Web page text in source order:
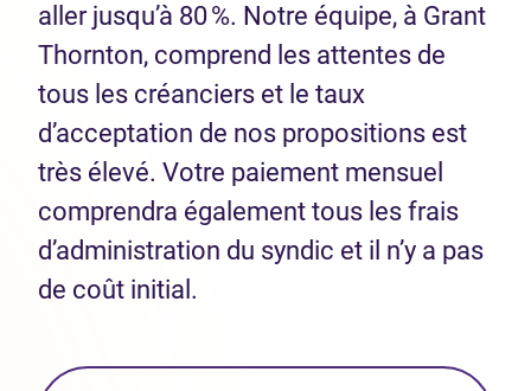
aller jusqu’à 80 %. Notre équipe, à Grant
Thornton, comprend les attentes de
tous les créanciers et le taux
d’acceptation de nos propositions est
très élevé. Votre paiement mensuel
comprendra également tous les frais
d’administration du syndic et il n’y a pas
de coût initial.